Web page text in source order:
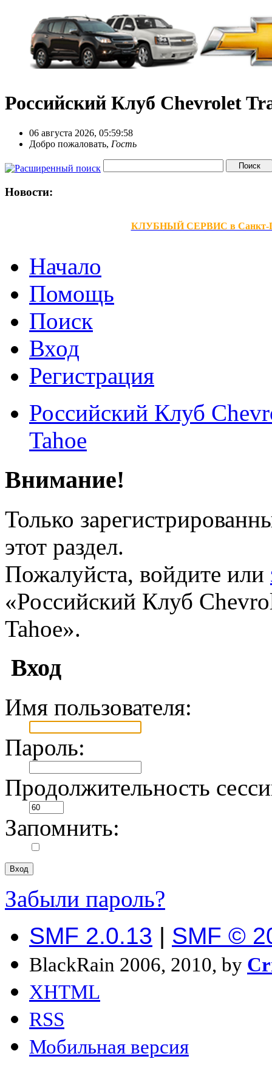
Российский Клуб Chevrolet
06 августа 2026, 05:59:58
Добро пожаловать, Гость
Новости:
КЛУБНЫЙ СЕРВИС в Санкт-
Начало
Помощь
Поиск
Вход
Регистрация
Российский Клуб
Tahoe
Внимание!
Только
этот раздел.
Пожалуйста, войдите или
«Российский Клуб
Tahoe».
Вход
Имя пользователя:
Пароль:
Продолжительность
Запомнить:
Забыли пароль?
SMF 2.0.13 | SMF ©
BlackRain 2006, 2010, by
XHTML
RSS
Мобильная версия